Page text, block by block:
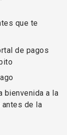
que te
de pagos
bienvenida a la
de la